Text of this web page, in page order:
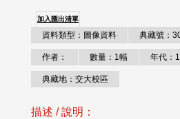
加入匯出清單
資料類型：圖像資料 典藏號：
作者： 數量：1幅 年代：
典藏地：交大校區
描述 / 說明：